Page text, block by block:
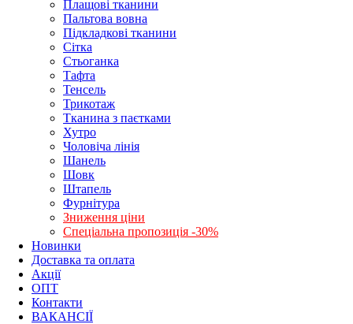
Плащові тканини
Пальтова вовна
Підкладкові тканини
Сітка
Стьоганка
Тафта
Тенсель
Трикотаж
Тканина з паєтками
Хутро
Чоловіча лінія
Шанель
Шовк
Штапель
Фурнітура
Зниження ціни
Спеціальна пропозиція -30%
Новинки
Доставка та оплата
Акції
ОПТ
Контакти
ВАКАНСІЇ